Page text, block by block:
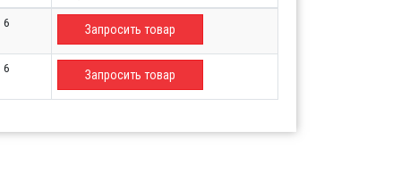
6 Запросить товар
6 Запросить товар